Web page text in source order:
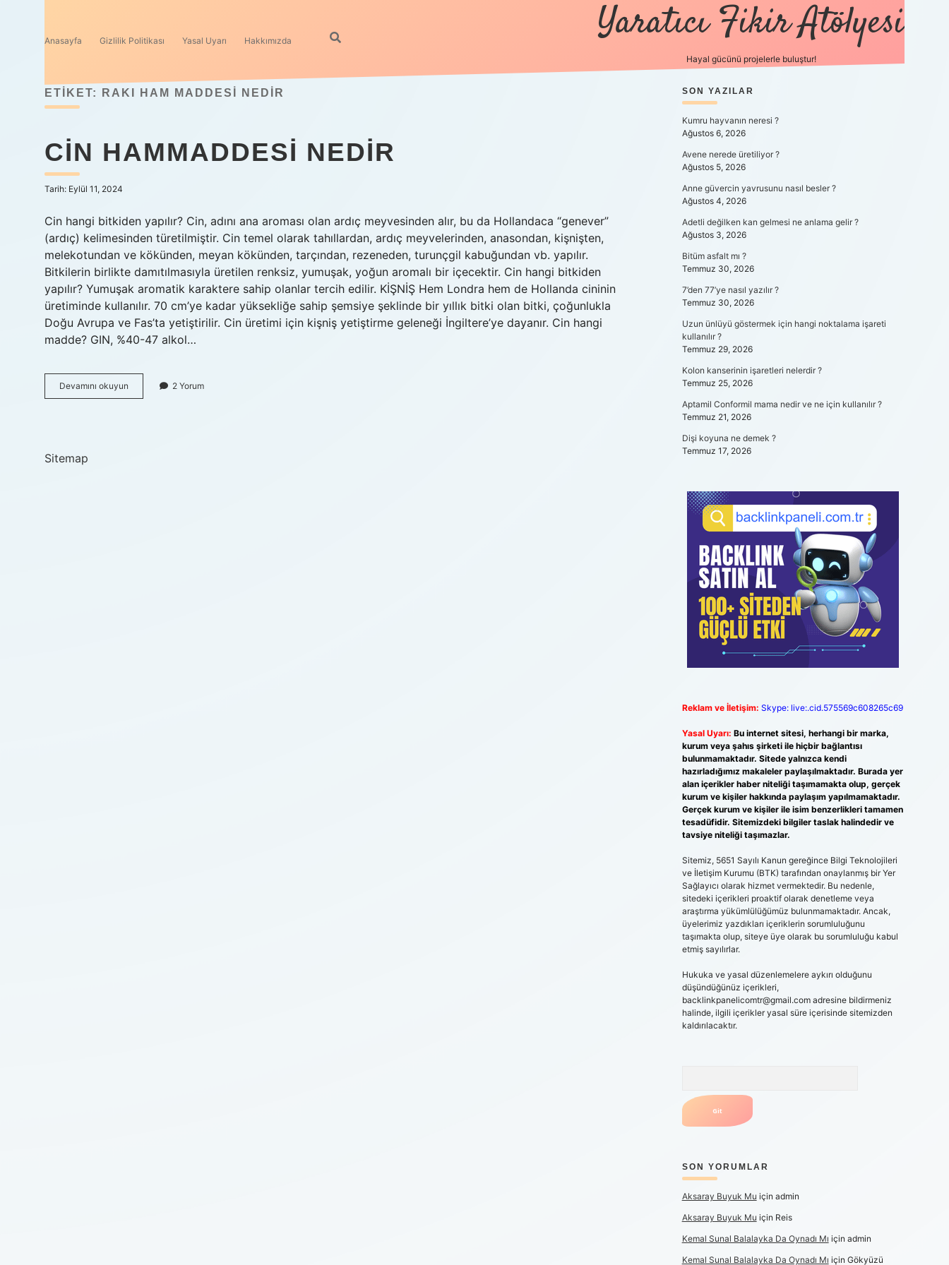
Anasayfa Gizlilik Politikası Yasal Uyarı Hakkımızda Yaratıcı Fikir Atölyesi
Hayal gücünü projelerle buluştur!
ETIKET: RAKI HAM MADDESI NEDIR
CIN HAMMADDESI NEDIR
Tarih: Eylül 11, 2024
Cin hangi bitkiden yapılır? Cin, adını ana aroması olan ardıç meyvesinden alır, bu da Hollandaca “genever”
(ardıç) kelimesinden türetilmiştir. Cin temel olarak tahıllardan, ardıç meyvelerinden, anasondan, kişnişten,
melekotundan ve kökünden, meyan kökünden, tarçından, rezeneden, turunçgil kabuğundan vb. yapılır.
Bitkilerin birlikte damıtılmasıyla üretilen renksiz, yumuşak, yoğun aromalı bir içecektir. Cin hangi bitkiden
yapılır? Yumuşak aromatik karaktere sahip olanlar tercih edilir. KİŞNİŞ Hem Londra hem de Hollanda cininin
üretiminde kullanılır. 70 cm’ye kadar yüksekliğe sahip şemsiye şeklinde bir yıllık bitki olan bitki, çoğunlukla
Doğu Avrupa ve Fas’ta yetiştirilir. Cin üretimi için kişniş yetiştirme geleneği İngiltere’ye dayanır. Cin hangi
madde? GIN, %40-47 alkol…
Devamını okuyun
Hammaddesi
2 Yorum
Sitemap
SIDEBAR
SON YAZILAR
Kumru hayvanın neresi ?
Ağustos 6, 2026
Avene nerede üretiliyor ?
Ağustos 5, 2026
Anne güvercin yavrusunu nasıl besler ?
Ağustos 4, 2026
Adetli değilken kan gelmesi ne anlama gelir ?
Ağustos 3, 2026
Bitüm asfalt mı ?
Temmuz 30, 2026
7’den 77’ye nasıl yazılır ?
Temmuz 30, 2026
Uzun ünlüyü göstermek için hangi noktalama işareti
kullanılır ?
Temmuz 29, 2026
Kolon kanserinin işaretleri nelerdir ?
Temmuz 25, 2026
Aptamil Conformil mama nedir ve ne için kullanılır ?
Temmuz 21, 2026
Dişi koyuna ne demek ?
Temmuz 17, 2026
Reklam ve İletişim: Skype: live:.cid.575569c608265c69
Yasal Uyarı: Bu internet sitesi, herhangi bir marka,
kurum veya şahıs şirketi ile hiçbir bağlantısı
bulunmamaktadır. Sitede yalnızca kendi
hazırladığımız makaleler paylaşılmaktadır. Burada yer
alan içerikler haber niteliği taşımamakta olup, gerçek
kurum ve kişiler hakkında paylaşım yapılmamaktadır.
Gerçek kurum ve kişiler ile isim benzerlikleri tamamen
tesadüfidir. Sitemizdeki bilgiler taslak halindedir ve
tavsiye niteliği taşımazlar.
Sitemiz, 5651 Sayılı Kanun gereğince Bilgi Teknolojileri
ve İletişim Kurumu (BTK) tarafından onaylanmış bir Yer
Sağlayıcı olarak hizmet vermektedir. Bu nedenle,
sitedeki içerikleri proaktif olarak denetleme veya
araştırma yükümlülüğümüz bulunmamaktadır. Ancak,
üyelerimiz yazdıkları içeriklerin sorumluluğunu
taşımakta olup, siteye üye olarak bu sorumluluğu kabul
etmiş sayılırlar.
Hukuka ve yasal düzenlemelere aykırı olduğunu
düşündüğünüz içerikleri,
backlinkpanelicomtr@gmail.comadresine bildirmeniz
halinde, ilgili içerikler yasal süre içerisinde sitemizden
kaldırılacaktır.
SON YORUMLAR
Aksaray Buyuk Mu için admin
Aksaray Buyuk Mu için Reis
Kemal Sunal Balalayka Da Oynadı Mı için admin
Kemal Sunal Balalayka Da Oynadı Mı için Gökyüzü